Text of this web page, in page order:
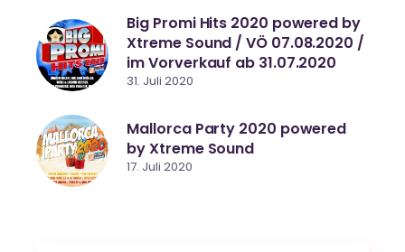
Big Promi Hits 2020 powered by
Xtreme Sound / VÖ 07.08.2020 /
im Vorverkauf ab 31.07.2020
31. Juli 2020
Mallorca Party 2020 powered
by Xtreme Sound
17. Juli 2020